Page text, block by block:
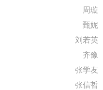
周璇
甄妮
刘若英
齐豫
张学友
张信哲